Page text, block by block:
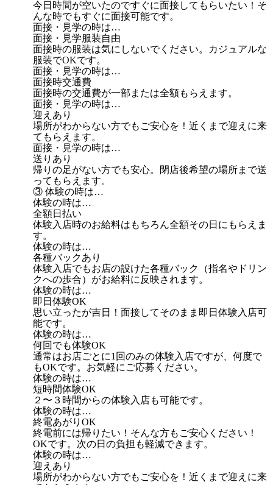
今日時間が空いたのですぐに面接してもらいたい！そ
んな時でもすぐに面接可能です。
面接・見学の時は…
面接・見学服装自由
面接時の服装は気にしないでください。カジュアルな
服装でOKです。
面接・見学の時は…
面接時交通費
面接時の交通費が一部または全額もらえます。
面接・見学の時は…
迎えあり
場所がわからない方でもご安心を！近くまで迎えに来
てもらえます。
面接・見学の時は…
送りあり
帰りの足がない方でも安心。閉店後希望の場所まで送
ってもらえます。
③ 体験の時は…
体験の時は…
全額日払い
体験入店時のお給料はもちろん全額その日にもらえま
す。
体験の時は…
各種バックあり
体験入店でもお店の設けた各種バック（指名やドリン
クへの歩合）がお給料に反映されます。
体験の時は…
即日体験OK
思い立ったが吉日！面接してそのまま即日体験入店可
能です。
体験の時は…
何回でも体験OK
通常はお店ごとに1回のみの体験入店ですが、何度で
もOKです。お気軽にご応募ください。
体験の時は…
短時間体験OK
２〜３時間からの体験入店も可能です。
体験の時は…
終電あがりOK
終電前には帰りたい！そんな方もご安心ください！
OKです。次の日の負担も軽減できます。
体験の時は…
迎えあり
場所がわからない方でもご安心を！近くまで迎えに来